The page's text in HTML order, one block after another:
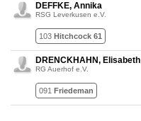
DEFFKE, Annika
RSG Leverkusen e.V.
103 Hitchcock 61
DRENCKHAHN, Elisabeth
RG Auerhof e.V.
091 Friedeman